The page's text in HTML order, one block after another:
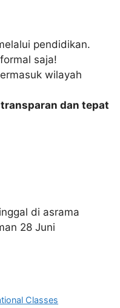
pendidikan.
saja!
wilayah
transparan dan tepat
di asrama
28 Juni
Classes